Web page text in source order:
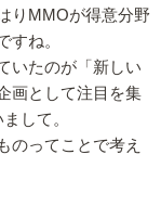
りMMOが得意分野
すね。
いたのが「新しい
画として注目を集
して。
のってことで考え